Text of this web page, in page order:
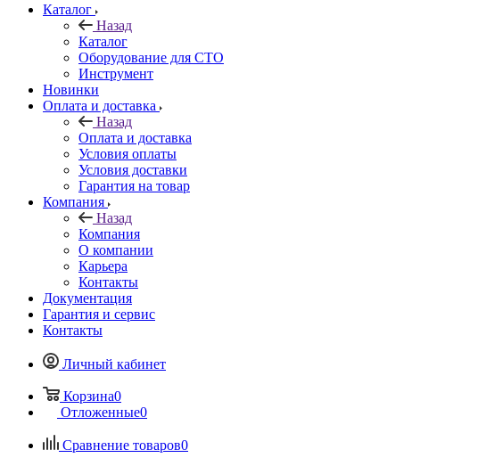
Каталог
Назад
Каталог
Оборудование для СТО
Инструмент
Новинки
Оплата и доставка
Назад
Оплата и доставка
Условия оплаты
Условия доставки
Гарантия на товар
Компания
Назад
Компания
О компании
Карьера
Контакты
Документация
Гарантия и сервис
Контакты
Личный кабинет
Корзина0
Отложенные0
Сравнение товаров0